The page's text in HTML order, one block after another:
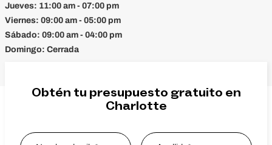
Jueves: 11:00 am - 07:00 pm
Viernes: 09:00 am - 05:00 pm
Sábado: 09:00 am - 04:00 pm
Domingo: Cerrada
Obtén tu presupuesto gratuito en
Charlotte
Name